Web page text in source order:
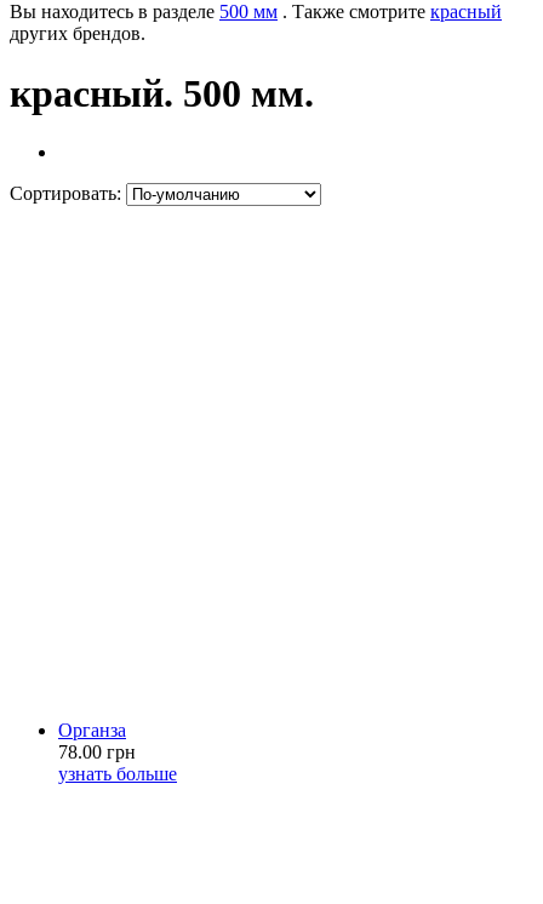
Вы находитесь в разделе 500 мм . Также смотрите красный
других брендов.
красный. 500 мм.
Сортировать:
Органза
78.00 грн
узнать больше